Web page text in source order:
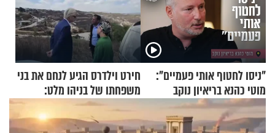
"ניסו לחטוף אותי פעמיים":
מוטי כהנא בריאיון נוקב
חירט וילדרס הגיע לנחם את בני
משפחתו של בניהו מלט:
"מיליונים באירופה תומכים
בכם"